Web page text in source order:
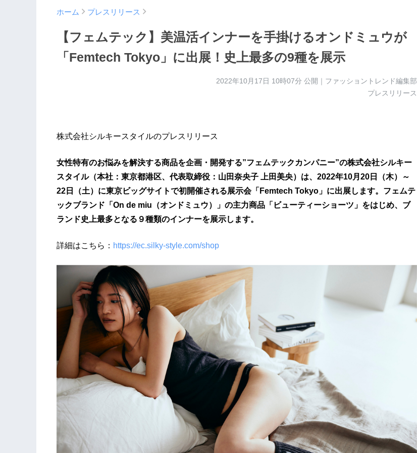
ホーム プレスリリース
【フェムテック】美温活インナーを手掛けるオンドミュウが
「Femtech Tokyo」に出展！史上最多の9種を展示
2022年10月17日 10時07分 公開｜ファッショントレンド編集部
プレスリリース
株式会社シルキースタイルのプレスリリース
女性特有のお悩みを解決する商品を企画・開発する”フェムテックカンパニー”の株式会社シルキー
スタイル（本社：東京都港区、代表取締役：山田奈央子 上田美央）は、2022年10月20日（木）～
22日（土）に東京ビッグサイトで初開催される展示会「Femtech Tokyo」に出展します。フェムテ
ックブランド「On de miu（オンドミュウ）」の主力商品「ビューティーショーツ」をはじめ、ブ
ランド史上最多となる９種類のインナーを展示します。
詳細はこちら： https://ec.silky-style.com/shop